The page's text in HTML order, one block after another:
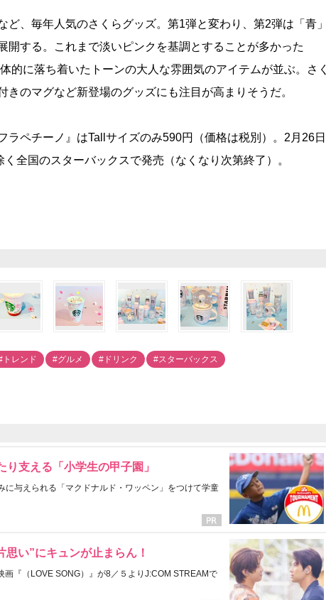
、毎年人気のさくらグッズ。第1弾と変わり、第2弾は「青」
開する。これまで淡いピンクを基調とすることが多かった
的に落ち着いたトーンの大人な雰囲気のアイテムが並ぶ。さく
きのマグなど新登場のグッズにも注目が高まりそうだ。
チーノ』はTallサイズのみ590円（価格は税別）。2月26日
全国のスターバックスで発売（なくなり次第終了）。
トレンド #グルメ #ドリンク #スターバックス
支える「小学生の甲子園」
に与えられる「マクドナルド・ワッペン」をつけて学童
い”にキュンが止まらん！
画『（LOVE SONG）』が8／５よりJ:COM STREAMで